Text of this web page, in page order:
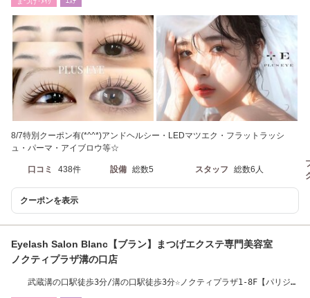
8/7特別クーポン有(*^^*)アンドヘルシー・LEDマツエク・フラットラッシ
ュ・パーマ・アイブロウ等☆
口コミ 438件 設備 総数5 スタッフ 総数6人
クーポンを表示
Eyelash Salon Blanc【ブラン】まつげエクステ専門美容室
ノクティプラザ溝の口店
武蔵溝の口駅徒歩3分/溝の口駅徒歩3分☆ノクティプラザ1-8F【パリジェ